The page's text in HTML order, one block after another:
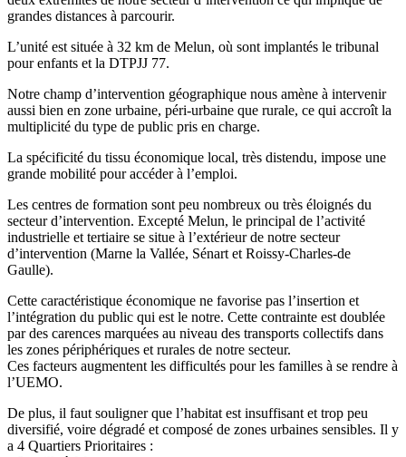
grandes distances à parcourir.
L’unité est située à 32 km de Melun, où sont implantés le tribunal
pour enfants et la DTPJJ 77.
Notre champ d’intervention géographique nous amène à intervenir
aussi bien en zone urbaine, péri-urbaine que rurale, ce qui accroît la
multiplicité du type de public pris en charge.
La spécificité du tissu économique local, très distendu, impose une
grande mobilité pour accéder à l’emploi.
Les centres de formation sont peu nombreux ou très éloignés du
secteur d’intervention. Excepté Melun, le principal de l’activité
industrielle et tertiaire se situe à l’extérieur de notre secteur
d’intervention (Marne la Vallée, Sénart et Roissy-Charles-de
Gaulle).
Cette caractéristique économique ne favorise pas l’insertion et
l’intégration du public qui est le notre. Cette contrainte est doublée
par des carences marquées au niveau des transports collectifs dans
les zones périphériques et rurales de notre secteur.
Ces facteurs augmentent les difficultés pour les familles à se rendre à
l’UEMO.
De plus, il faut souligner que l’habitat est insuffisant et trop peu
diversifié, voire dégradé et composé de zones urbaines sensibles. Il y
a 4 Quartiers Prioritaires :